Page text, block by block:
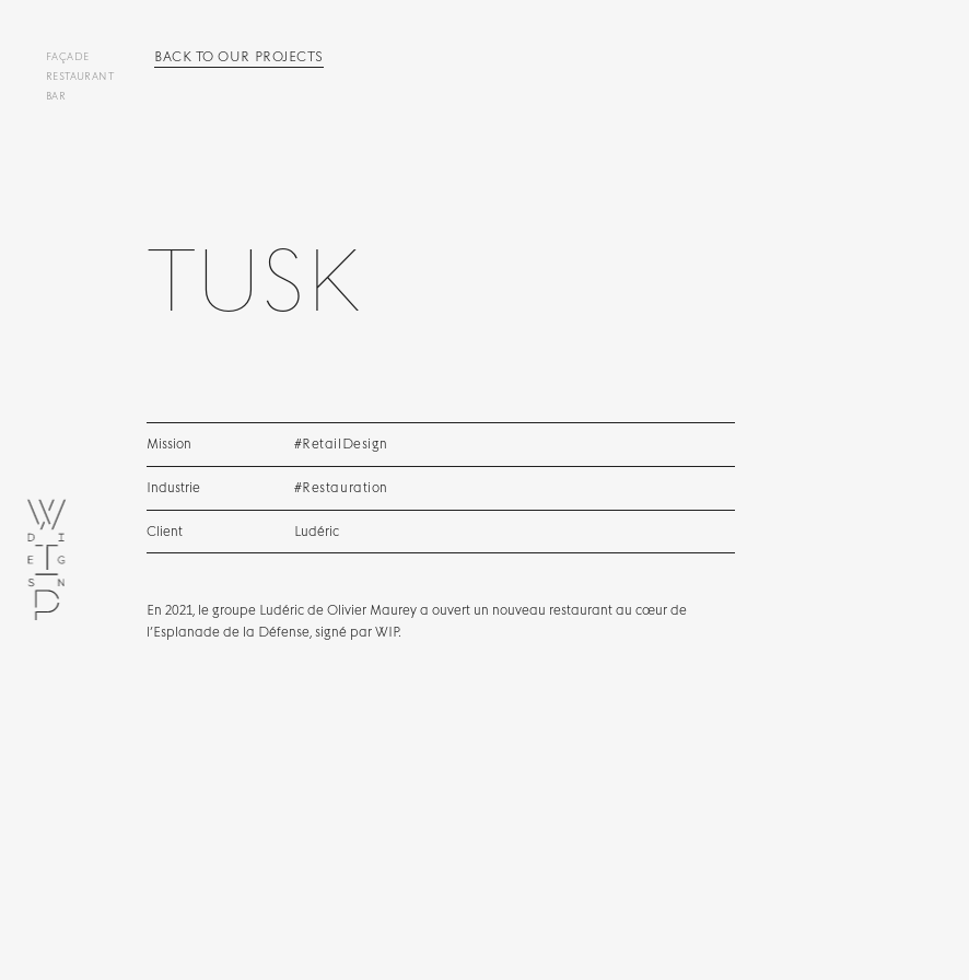
FAÇADE
RESTAURANT
BAR
BACK TO OUR PROJECTS
TUSK
Mission #RetailDesign
Industrie #Restauration
Client Ludéric
En 2021, le groupe Ludéric de Olivier Maurey a ouvert un nouveau restaurant au cœur de
l’Esplanade de la Défense, signé par WIP.